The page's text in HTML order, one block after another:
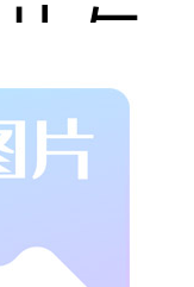
与
合
破